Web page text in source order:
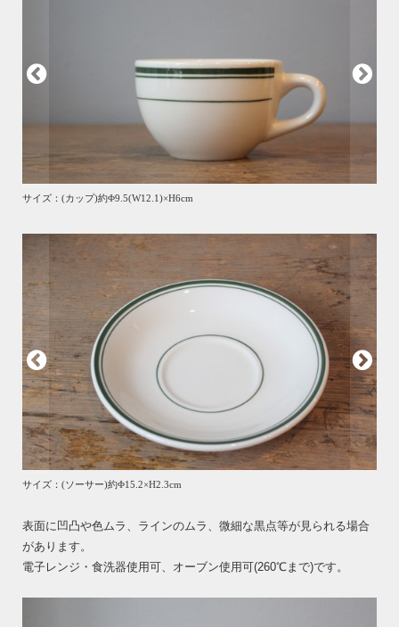
サイズ：(カップ)約Φ9.5(W12.1)×H6cm
サイズ：(ソーサー)約Φ15.2×H2.3cm
表面に凹凸や色ムラ、ラインのムラ、微細な黒点等が見られる場合
があります。
電子レンジ・食洗器使用可、オーブン使用可(260℃まで)です。